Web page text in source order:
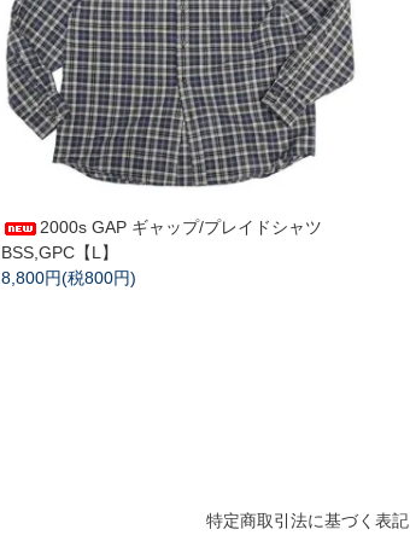
2000s GAP ギャップ/プレイドシャツ
BSS,GPC【L】
8,800円(税800円)
特定商取引法に基づく表記